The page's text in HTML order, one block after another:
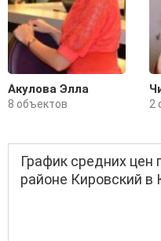
Акулова Элла
8 объектов 2
График средних цен
районе Кировский в